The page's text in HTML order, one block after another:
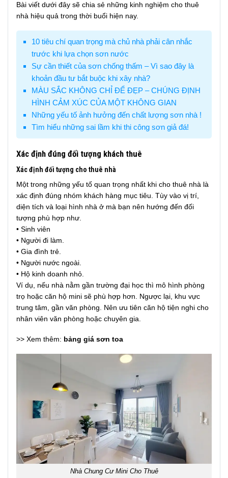
Bài viết dưới đây sẽ chia sẻ những kinh nghiệm cho thuê
nhà hiệu quả trong thời buổi hiện nay.
10 tiêu chí quan trọng mà chủ nhà phải cân nhắc
trước khi lựa chọn sơn nước
Sự cần thiết của sơn chống thấm – Vì sao đây là
khoản đầu tư bắt buộc khi xây nhà?
MÀU SẮC KHÔNG CHỈ ĐỂ ĐẸP – CHÚNG ĐỊNH
HÌNH CẢM XÚC CỦA MỘT KHÔNG GIAN
Những yếu tố ảnh hưởng đến chất lượng sơn nhà !
Tìm hiểu những sai lầm khi thi công sơn giả đá!
Xác định đúng đối tượng khách thuê
Xác định đối tượng cho thuê nhà
Một trong những yếu tố quan trọng nhất khi cho thuê nhà là
xác định đúng nhóm khách hàng mục tiêu. Tùy vào vị trí,
diện tích và loại hình nhà ở mà bạn nên hướng đến đối
tượng phù hợp như.
• Sinh viên
• Người đi làm.
• Gia đình trẻ.
• Người nước ngoài.
• Hộ kinh doanh nhỏ.
Ví dụ, nếu nhà nằm gần trường đại học thì mô hình phòng
trọ hoặc căn hộ mini sẽ phù hợp hơn. Ngược lại, khu vực
trung tâm, gần văn phòng. Nên ưu tiên căn hộ tiện nghi cho
nhân viên văn phòng hoặc chuyên gia.
>> Xem thêm: bảng giá sơn toa
Nhà Chung Cư Mini Cho Thuê